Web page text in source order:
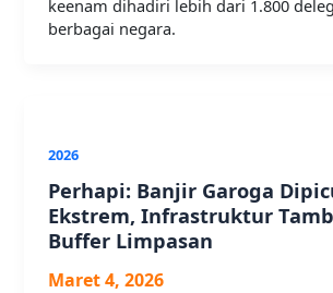
keenam dihadiri lebih dari 1.800
berbagai negara.
2026
Perhapi: Banjir Garoga
Ekstrem, Infrastruktur
Buffer Limpasan
Maret 4, 2026